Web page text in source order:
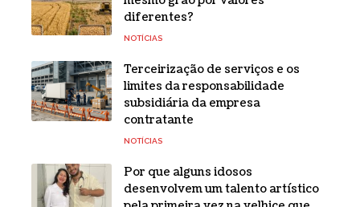
diferentes?
NOTÍCIAS
Terceirização de serviços e os
limites da responsabilidade
subsidiária da empresa
contratante
NOTÍCIAS
Por que alguns idosos
desenvolvem um talento artístico